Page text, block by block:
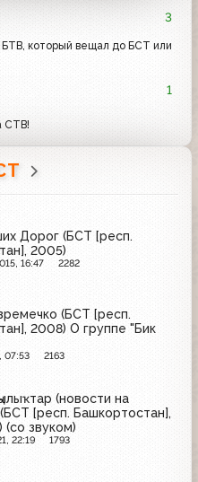
3
БТВ, который вещал до БСТ или
1
СТВ!
Дорог (БСТ [респ.
2005)
16:47 2282
(БСТ [респ.
2008) О группе "Бик
07:53 2163
(новости на
[респ. Башкортостан],
звуком)
22:19 1793